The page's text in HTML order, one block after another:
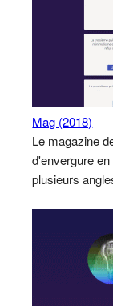
Mag (2018)
Le magazine
d'envergure
plusieurs